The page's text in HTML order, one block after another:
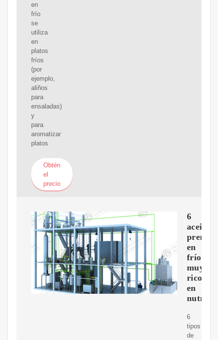
en
frío
se
utiliza
en
platos
fríos
(por
ejemplo,
aliños
para
ensaladas)
y
para
aromatizar
platos
Obtén
el
precio
6
aceites
en
frío
muy
ricos
en
6
tipos
de